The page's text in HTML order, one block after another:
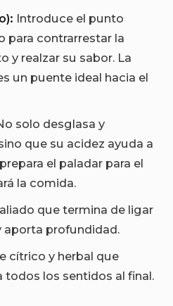
Introduce el punto
para contrarrestar la
y realzar su sabor. La
un puente ideal hacia el
solo desglasa y
que su acidez ayuda a
el paladar para el
la comida.
que termina de ligar
aporta profundidad.
cítrico y herbal que
todos los sentidos al final.